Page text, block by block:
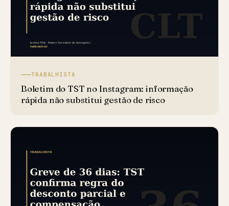
TRABALHISTA
Boletim do TST no Instagram: informação
rápida não substitui gestão de risco